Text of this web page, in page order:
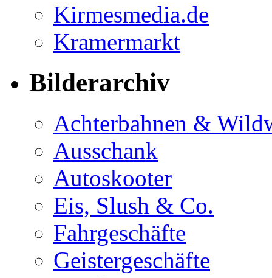
Kirmesmedia.de
Kramermarkt
Bilderarchiv
Achterbahnen &
Ausschank
Autoskooter
Eis, Slush & Co.
Fahrgeschäfte
Geistergeschäfte